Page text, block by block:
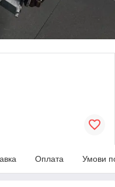
Оплата Умови